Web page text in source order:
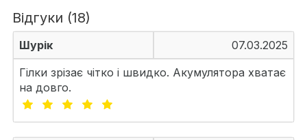
Відгуки (18)
Шурік
07.03.2025
Гілки зрізає чітко і швидко. Акумулятора хватає
на довго.